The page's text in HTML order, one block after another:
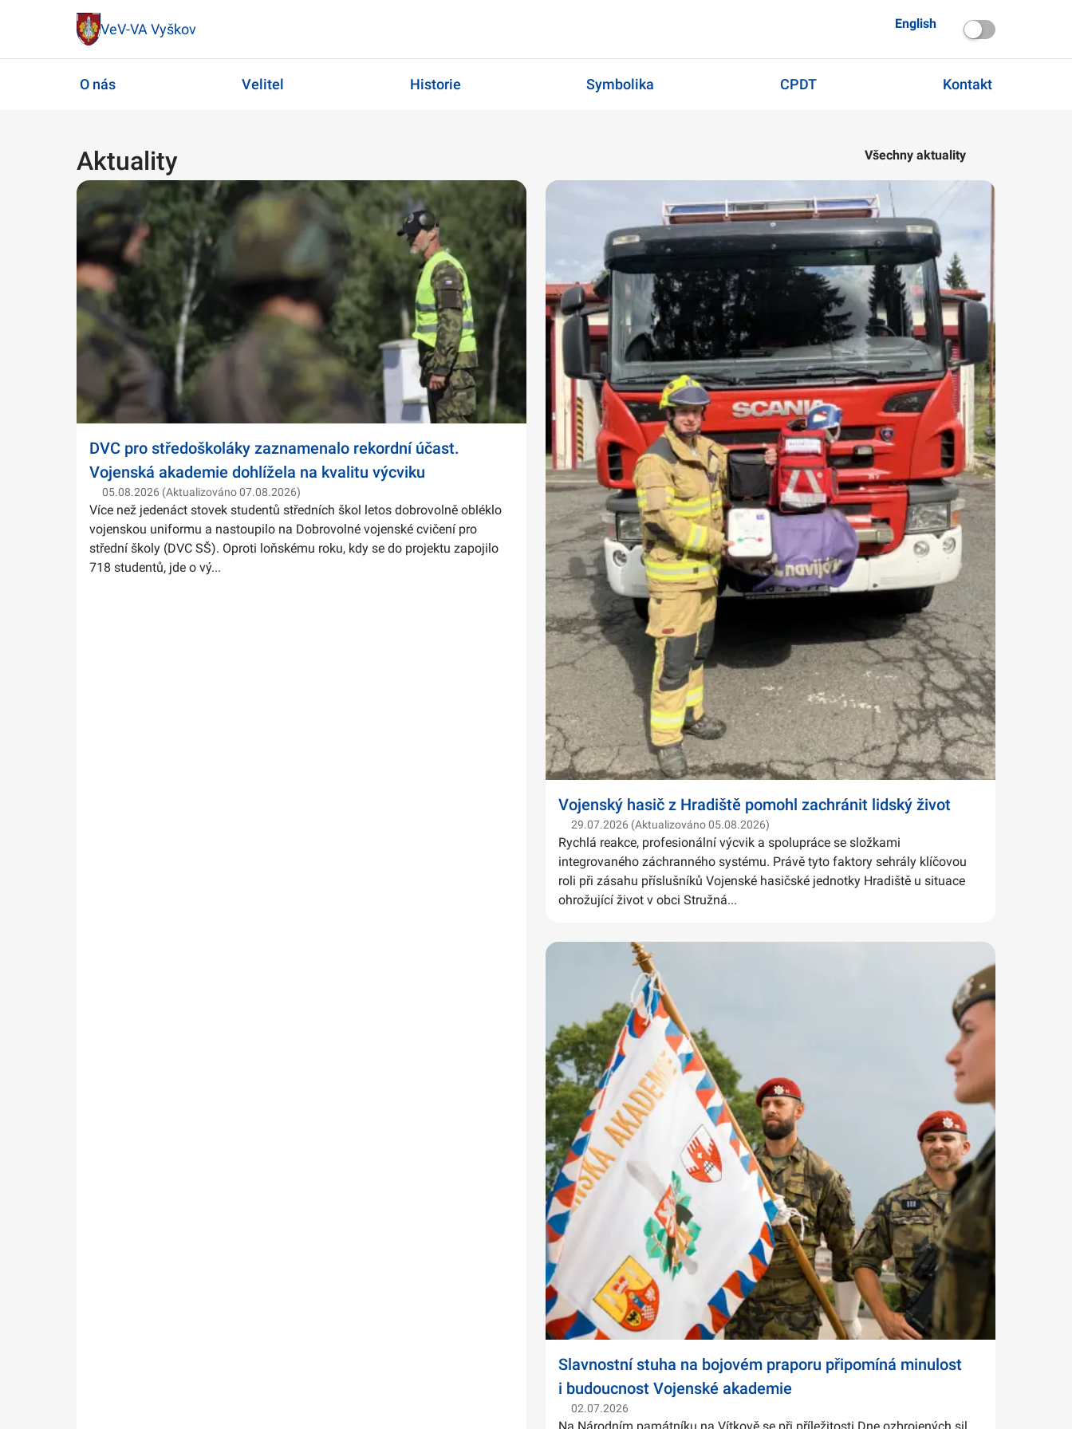
VeV-VA Vyškov English
O nás Velitel Historie Symbolika CPDT Kontakt
Aktuality Všechny aktuality
DVC pro středoškoláky zaznamenalo rekordní účast.
Vojenská akademie dohlížela na kvalitu výcviku
05.08.2026 (Aktualizováno 07.08.2026)
Více než jedenáct stovek studentů středních škol letos dobrovolně obléklo
vojenskou uniformu a nastoupilo na Dobrovolné vojenské cvičení pro
střední školy (DVC SŠ). Oproti loňskému roku, kdy se do projektu zapojilo
718 studentů, jde o vý...
Vojenský hasič z Hradiště pomohl zachránit lidský život
29.07.2026 (Aktualizováno 05.08.2026)
Rychlá reakce, profesionální výcvik a spolupráce se složkami
integrovaného záchranného systému. Právě tyto faktory sehrály klíčovou
roli při zásahu příslušníků Vojenské hasičské jednotky Hradiště u situace
ohrožující život v obci Stružná...
Slavnostní stuha na bojovém praporu připomíná minulost
i budoucnost Vojenské akademie
02.07.2026